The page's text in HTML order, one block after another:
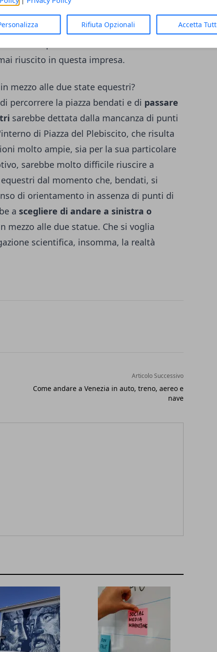
Rifiuta Opzionali Accetta
questi stessi fossero stati in grado di
a passare in mezzo alle due
di una speranza fallimentare dal
riuscito in questa impresa.
mezzo alle due state equestri?
percorrere la piazza bendati e di passare
sarebbe dettata dalla mancanza di punti
di Piazza del Plebiscito, che risulta
molto ampie, sia per la sua particolare
sarebbe molto difficile riuscire a
dal momento che, bendati, si
di orientamento in assenza di punti di
a scegliere di andare a sinistra o
mezzo alle due statue. Che si voglia
scientifica, insomma, la realtà
Articolo Successivo
Come andare a Venezia in auto, treno, aereo e
nave